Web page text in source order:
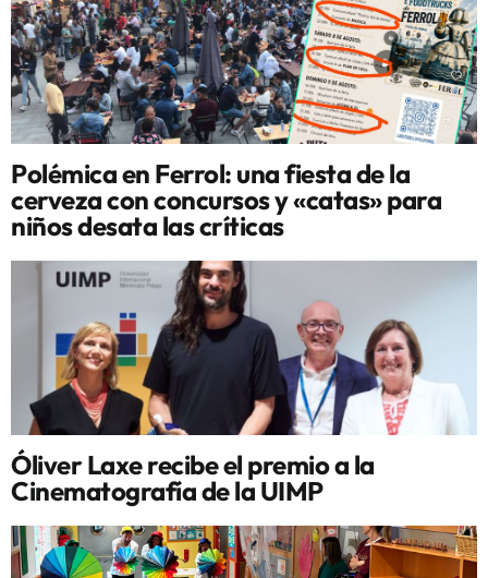
Polémica en Ferrol: una fiesta de la
cerveza con concursos y «catas» para
niños desata las críticas
Óliver Laxe recibe el premio a la
Cinematografía de la UIMP